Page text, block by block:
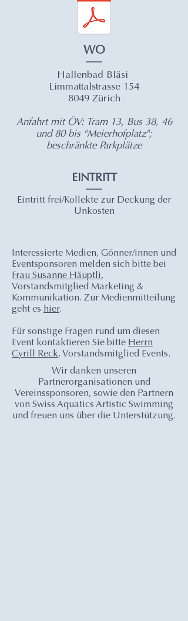
WO
Hallenbad Bläsi
Limmattalstrasse 154
8049 Zürich
Anfahrt mit ÖV: Tram 13, Bus 38, 46
und 80 bis "Meierhofplatz";
beschränkte Parkplätze
EINTRITT
Eintritt frei/Kollekte zur Deckung der
Unkosten
Interessierte Medien, Gönner/innen und
Eventsponsoren melden sich bitte bei
Frau Susanne Häuptli,
Vorstandsmitglied Marketing &
Kommunikation. Zur Medienmitteilung
geht es hier.
Für sonstige Fragen rund um diesen
Event kontaktieren Sie bitte Herrn
Cyrill Reck, Vorstandsmitglied Events.
Wir danken unseren
Partnerorganisationen und
Vereinssponsoren, sowie den Partnern
von Swiss Aquatics Artistic Swimming
und freuen uns über die Unterstützung.